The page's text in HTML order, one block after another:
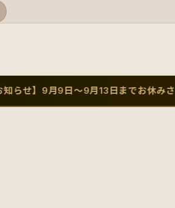
】9月9日～9月13日までお休みさせ